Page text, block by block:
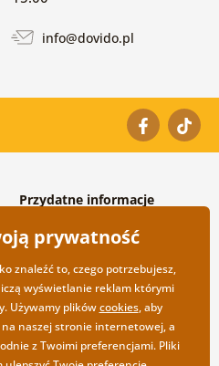
info@dovido.pl
Przydatne informacje
Często zadawane pytania
Kontakt
Współpraca hurtowa
prywatność
znaleźć to, czego potrzebujesz,
wyświetlanie reklam którymi
Używamy plikówcookies, aby
naszej stronie internetowej, a
z Twoimi preferencjami. Pliki